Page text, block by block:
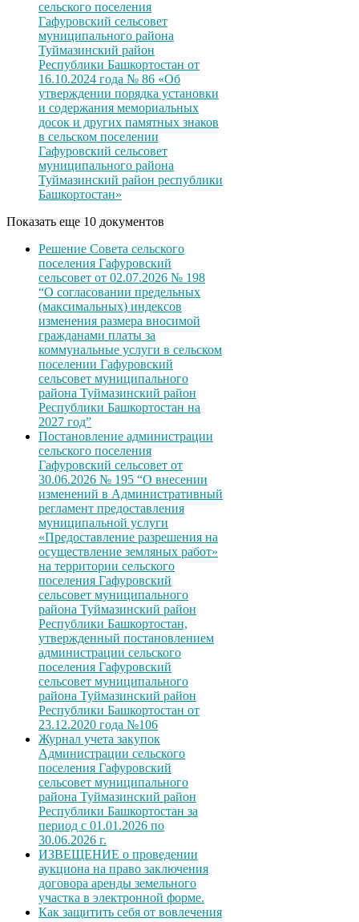
сельского поселения
Гафуровский сельсовет
муниципального района
Туймазинский район
Республики Башкортостан от
16.10.2024 года № 86 «Об
утверждении порядка установки
и содержания мемориальных
досок и других памятных знаков
в сельском поселении
Гафуровский сельсовет
муниципального района
Туймазинский район республики
Башкортостан»
Показать еще 10 документов
Решение Совета сельского
поселения Гафуровский
сельсовет от 02.07.2026 № 198
“О согласовании предельных
(максимальных) индексов
изменения размера вносимой
гражданами платы за
коммунальные услуги в сельском
поселении Гафуровский
сельсовет муниципального
района Туймазинский район
Республики Башкортостан на
2027 год”
Постановление администрации
сельского поселения
Гафуровский сельсовет от
30.06.2026 № 195 “О внесении
изменений в Административный
регламент предоставления
муниципальной услуги
«Предоставление разрешения на
осуществление земляных работ»
на территории сельского
поселения Гафуровский
сельсовет муниципального
района Туймазинский район
Республики Башкортостан,
утвержденный постановлением
администрации сельского
поселения Гафуровский
сельсовет муниципального
района Туймазинский район
Республики Башкортостан от
23.12.2020 года №106
Журнал учета закупок
Администрации сельского
поселения Гафуровский
сельсовет муниципального
района Туймазинский район
Республики Башкортостан за
период с 01.01.2026 по
30.06.2026 г.
ИЗВЕЩЕНИЕ о проведении
аукциона на право заключения
договора аренды земельного
участка в электронной форме.
Как защитить себя от вовлечения